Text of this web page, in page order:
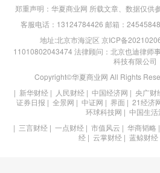
郑重声明：华夏商业网 所载文章、数据仅供
客服电话：13124784426 邮箱：
地址:北京市海淀区 京ICP备
11010802043474 法律顾问：北京也迪律师
科技有限公司
Copyright©华夏商业网 All Rights
| 新华财经 | 人民财经 | 中国经济网 | 央广财
证券日报 | 全景网 | 中证网 | 界面 | 21经济
环球科技网 | 中国生活
| 三言财经| 一点财经| 市值风云 | 华商韬略 |
经| 云掌财经| 蓝鲸财经